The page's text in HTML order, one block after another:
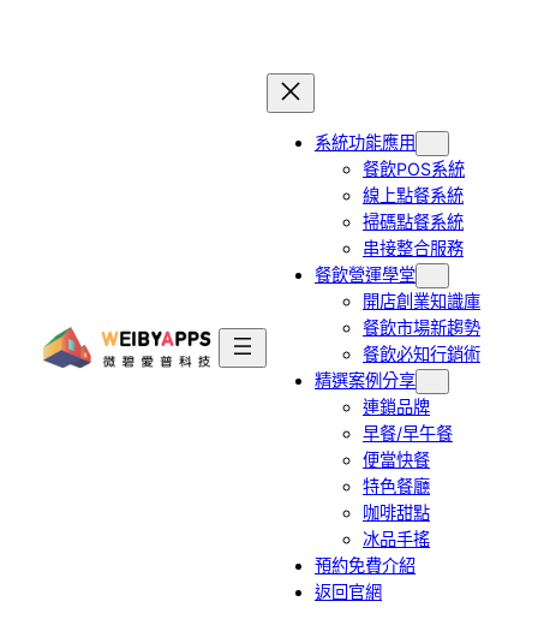
系統功能應用
餐飲POS系統
線上點餐系統
掃碼點餐系統
串接整合服務
餐飲營運學堂
開店創業知識庫
餐飲市場新趨勢
餐飲必知行銷術
精選案例分享
連鎖品牌
早餐/早午餐
便當快餐
特色餐廳
咖啡甜點
冰品手搖
預約免費介紹
返回官網